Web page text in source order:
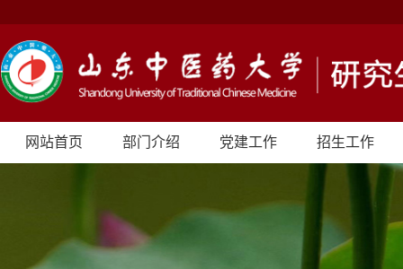
网站首页 部门介绍 党建工作 招生工作